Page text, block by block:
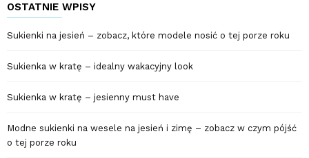
OSTATNIE WPISY
Sukienki na jesień – zobacz, które modele nosić o tej porze roku
Sukienka w kratę – idealny wakacyjny look
Sukienka w kratę – jesienny must have
Modne sukienki na wesele na jesień i zimę – zobacz w czym pójść
o tej porze roku